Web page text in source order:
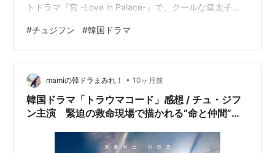
トドラマ『宮 -Love in Palace-』で、クールな皇太子
ました。 その後、映画界を中心に活躍し、近年では
Netflixオリジナルシリーズ『キングダム』で世界的な評
価を獲得。187cmの長身とモデル出身の抜群のスタイ
ル、そして影のある役からカリスマ的なリーダーまで演
じきる深い演技力で、今や韓国を代表する俳優の一人で
す。今回は、そんな…
#チュジフン #韓国ドラマ
mamiの韓ドラまみれ！ • 10ヶ月前
韓国ドラマ「トラウマコード」感想 / チュ・ジフ
ン主演 緊迫の救命現場で描かれる“命と仲間”の